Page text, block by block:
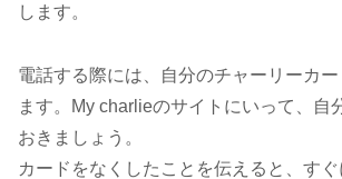
します。
電話する際には、自分のチャーリーカ
ます。My charlieのサイトにいって、自
おきましょう。
カードをなくしたことを伝えると、す